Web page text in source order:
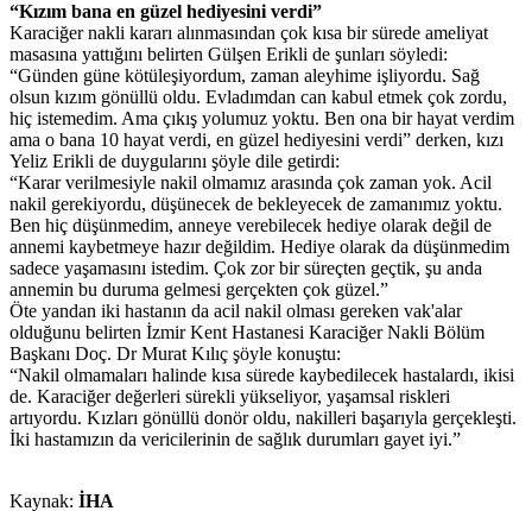
“Kızım bana en güzel hediyesini verdi”
Karaciğer nakli kararı alınmasından çok kısa bir sürede ameliyat
masasına yattığını belirten Gülşen Erikli de şunları söyledi:
“Günden güne kötüleşiyordum, zaman aleyhime işliyordu. Sağ
olsun kızım gönüllü oldu. Evladımdan can kabul etmek çok zordu,
hiç istemedim. Ama çıkış yolumuz yoktu. Ben ona bir hayat verdim
ama o bana 10 hayat verdi, en güzel hediyesini verdi” derken, kızı
Yeliz Erikli de duygularını şöyle dile getirdi:
“Karar verilmesiyle nakil olmamız arasında çok zaman yok. Acil
nakil gerekiyordu, düşünecek de bekleyecek de zamanımız yoktu.
Ben hiç düşünmedim, anneye verebilecek hediye olarak değil de
annemi kaybetmeye hazır değildim. Hediye olarak da düşünmedim
sadece yaşamasını istedim. Çok zor bir süreçten geçtik, şu anda
annemin bu duruma gelmesi gerçekten çok güzel.”
Öte yandan iki hastanın da acil nakil olması gereken vak'alar
olduğunu belirten İzmir Kent Hastanesi Karaciğer Nakli Bölüm
Başkanı Doç. Dr Murat Kılıç şöyle konuştu:
“Nakil olmamaları halinde kısa sürede kaybedilecek hastalardı, ikisi
de. Karaciğer değerleri sürekli yükseliyor, yaşamsal riskleri
artıyordu. Kızları gönüllü donör oldu, nakilleri başarıyla gerçekleşti.
İki hastamızın da vericilerinin de sağlık durumları gayet iyi.”
Kaynak: İHA